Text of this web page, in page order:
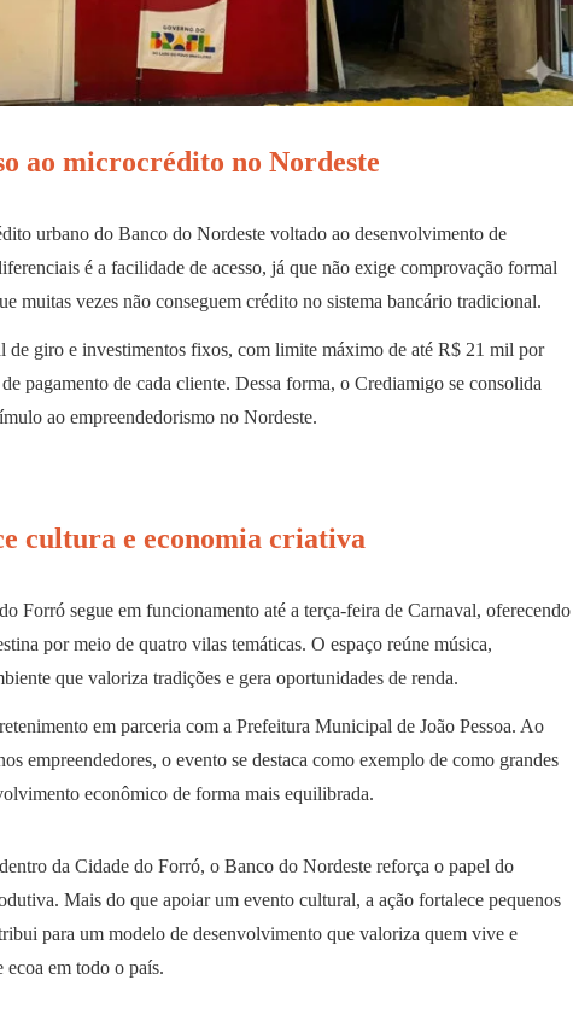
ao microcrédito no Nordeste
urbano do Banco do Nordeste voltado ao desenvolvimento de
é a facilidade de acesso, já que não exige comprovação formal
muitas vezes não conseguem crédito no sistema bancário tradicional.
de giro e investimentos fixos, com limite máximo de até R$ 21 mil por
pagamento de cada cliente. Dessa forma, o Crediamigo se consolida
ao empreendedorismo no Nordeste.
cultura e economia criativa
Forró segue em funcionamento até a terça-feira de Carnaval, oferecendo
por meio de quatro vilas temáticas. O espaço reúne música,
que valoriza tradições e gera oportunidades de renda.
em parceria com a Prefeitura Municipal de João Pessoa. Ao
empreendedores, o evento se destaca como exemplo de como grandes
econômico de forma mais equilibrada.
da Cidade do Forró, o Banco do Nordeste reforça o papel do
Mais do que apoiar um evento cultural, a ação fortalece pequenos
para um modelo de desenvolvimento que valoriza quem vive e
em todo o país.